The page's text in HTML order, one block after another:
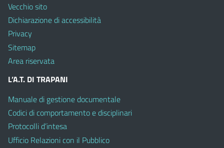
Vecchio sito
Dichiarazione di accessibilità
Privacy
Sitemap
Area riservata
L’A.T. DI TRAPANI
Manuale di gestione documentale
Codici di comportamento e disciplinari
Protocolli d’intesa
Ufficio Relazioni con il Pubblico